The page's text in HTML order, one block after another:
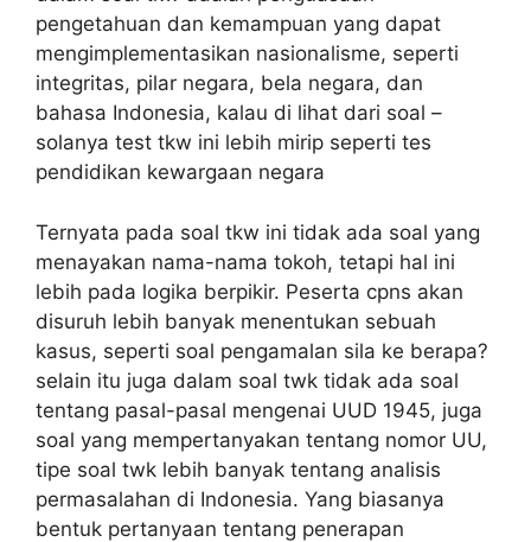
pengetahuan dan kemampuan yang dapat
mengimplementasikan nasionalisme, seperti
integritas, pilar negara, bela negara, dan
bahasa Indonesia, kalau di lihat dari soal –
solanya test tkw ini lebih mirip seperti tes
pendidikan kewargaan negara
Ternyata pada soal tkw ini tidak ada soal yang
menayakan nama-nama tokoh, tetapi hal ini
lebih pada logika berpikir. Peserta cpns akan
disuruh lebih banyak menentukan sebuah
kasus, seperti soal pengamalan sila ke berapa?
selain itu juga dalam soal twk tidak ada soal
tentang pasal-pasal mengenai UUD 1945, juga
soal yang mempertanyakan tentang nomor UU,
tipe soal twk lebih banyak tentang analisis
permasalahan di Indonesia. Yang biasanya
bentuk pertanyaan tentang penerapan